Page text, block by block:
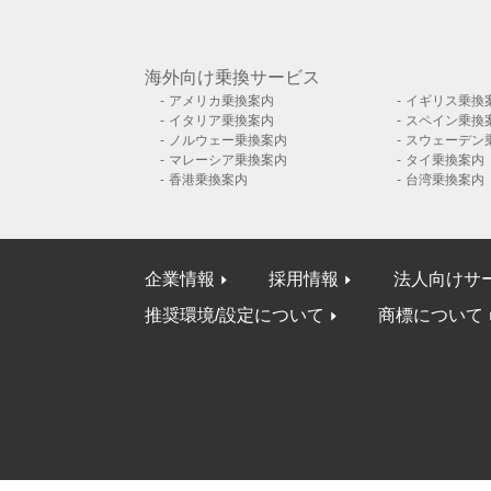
海外向け乗換サービス
アメリカ乗換案内
イギリス乗換
イタリア乗換案内
スペイン乗換
ノルウェー乗換案内
スウェーデン
マレーシア乗換案内
タイ乗換案内
香港乗換案内
台湾乗換案内
企業情報 採用情報
法人向けサ
推奨環境/設定について
商標について